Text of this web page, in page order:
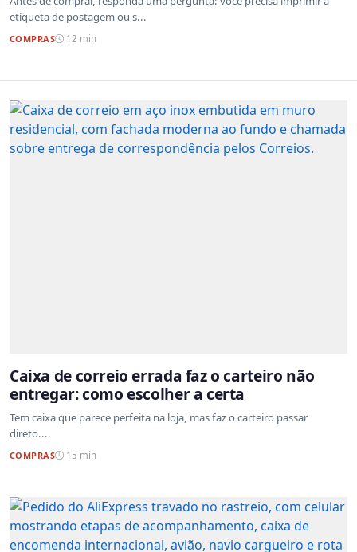
etiqueta de postagem ou s...
COMPRAS 12 min
Caixa de correio errada faz o carteiro não
entregar: como escolher a certa
Tem caixa que parece perfeita na loja, mas faz o carteiro passar
direto....
COMPRAS 15 min